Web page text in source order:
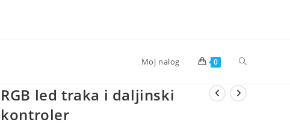
Moj nalog 0 Toggle
RGB led traka i daljinski
kontroler